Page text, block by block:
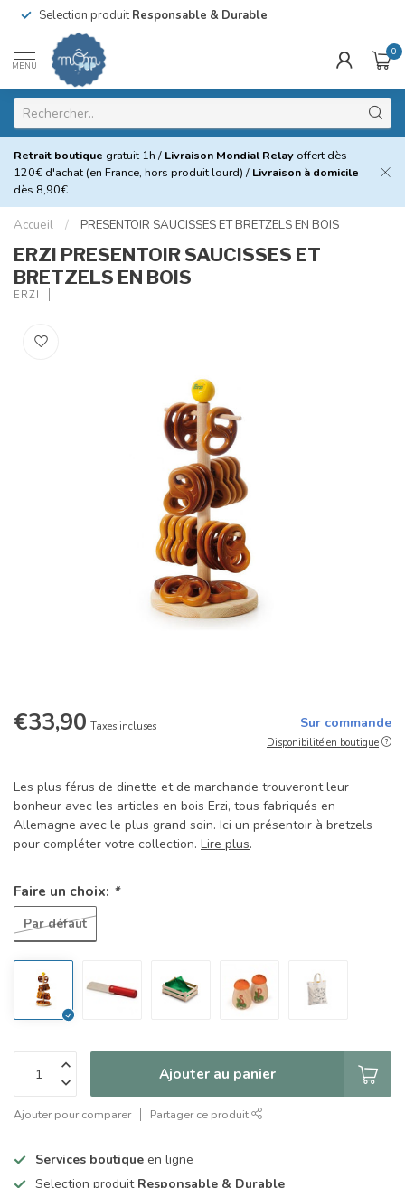
Selection produitResponsable & Durable
MENU
0
Retrait boutique gratuit 1h / Livraison Mondial Relay offert dès
120€ d'achat (en France, hors produit lourd) / Livraison à domicile
dès 8,90€
Accueil / PRESENTOIR SAUCISSES ET BRETZELS EN BOIS
ERZI PRESENTOIR SAUCISSES ET
BRETZELS EN BOIS
ERZI
€33,90 Taxes incluses Sur commande
Disponibilité en boutique
Les plus férus de dinette et de marchande trouveront leur
bonheur avec les articles en bois Erzi, tous fabriqués en
Allemagne avec le plus grand soin. Ici un présentoir à bretzels
pour compléter votre collection. Lire plus.
Faire un choix: *
Par défaut
Ajouter au panier
Ajouter pour comparer Partager ce produit
Services boutique en ligne
Selection produit Responsable & Durable